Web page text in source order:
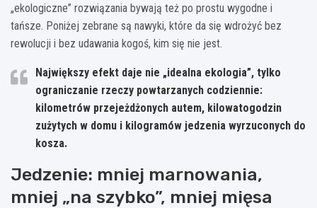
„ekologiczne” rozwiązania bywają też po prostu wygodne i
tańsze. Poniżej zebrane są nawyki, które da się wdrożyć bez
rewolucji i bez udawania kogoś, kim się nie jest.
Największy efekt daje nie „idealna ekologia”, tylko
ograniczanie rzeczy powtarzanych codziennie:
kilometrów przejeżdżonych autem, kilowatogodzin
zużytych w domu i kilogramów jedzenia wyrzuconych do
kosza.
Jedzenie: mniej marnowania,
mniej „na szybko”, mniej mięsa